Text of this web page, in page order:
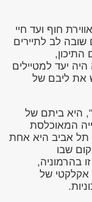
חוף ועד חיי
שובה לב לתיירים
יעד למטיילים
את ליבם של
היא ביתם של
המאוכלסת
תל אביב היא אחת
שבו
בהרמוניה,
אקלקטי של